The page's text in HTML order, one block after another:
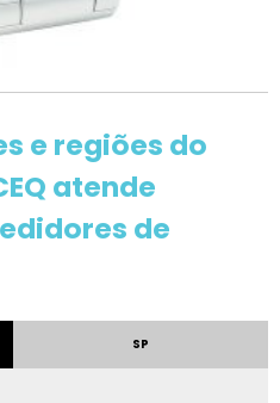
e regiões do
atende
de
SP